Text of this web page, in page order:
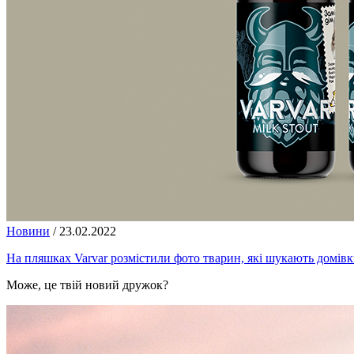
Новини / 23.02.2022
На пляшках Varvar розмістили фото тварин, які шукають
Може, це твій новий дружок?